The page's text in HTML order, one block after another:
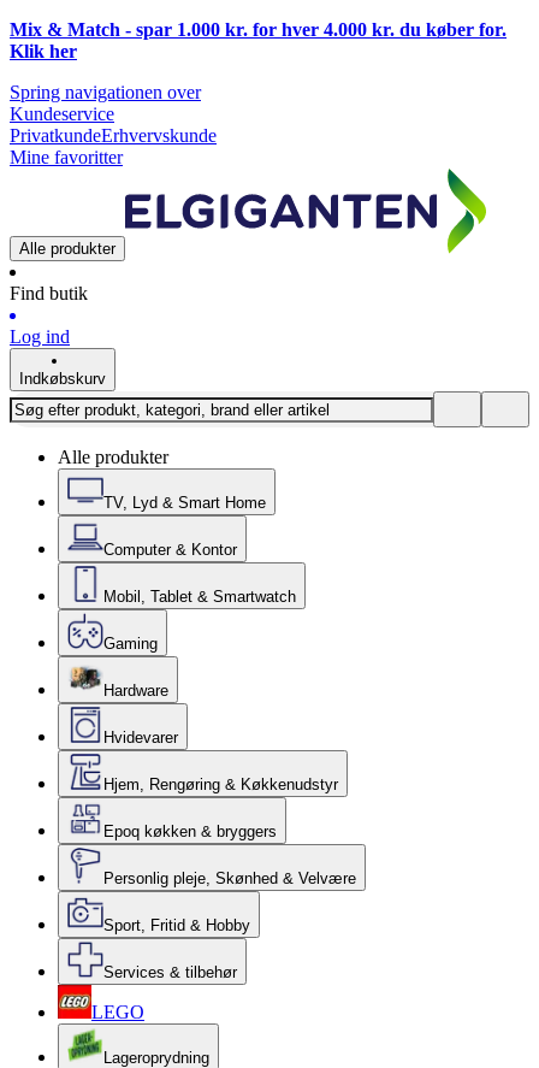
Mix & Match - spar 1.000 kr. for hver 4.000 kr. du køber for.
Klik her
Spring navigationen over
Kundeservice
PrivatkundeErhvervskunde
Mine favoritter
Alle produkter
Find butik
Log ind
Indkøbskurv
Alle produkter
TV, Lyd & Smart Home
Computer & Kontor
Mobil, Tablet & Smartwatch
Gaming
Hardware
Hvidevarer
Hjem, Rengøring & Køkkenudstyr
Epoq køkken & bryggers
Personlig pleje, Skønhed & Velvære
Sport, Fritid & Hobby
Services & tilbehør
LEGO
Lageroprydning